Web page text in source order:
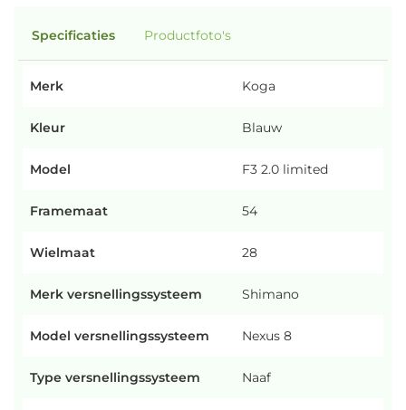
Specificaties Productfoto's
Merk Koga
Kleur Blauw
Model F3 2.0 limited
Framemaat 54
Wielmaat 28
Merk versnellingssysteem Shimano
Model versnellingssysteem Nexus 8
Type versnellingssysteem Naaf